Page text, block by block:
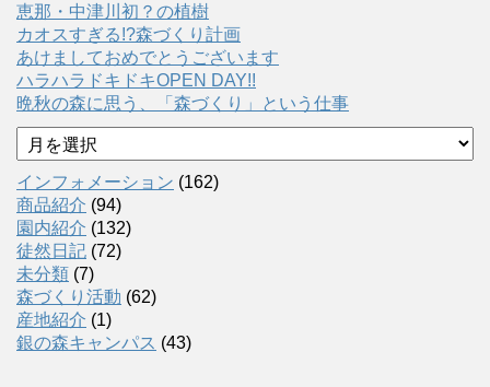
恵那・中津川初？の植樹
カオスすぎる!?森づくり計画
あけましておめでとうございます
ハラハラドキドキOPEN DAY!!
晩秋の森に思う、「森づくり」という仕事
ア
ー
カ
イ
ブ
インフォメーション (162)
商品紹介 (94)
園内紹介 (132)
徒然日記 (72)
未分類 (7)
森づくり活動 (62)
産地紹介 (1)
銀の森キャンパス (43)